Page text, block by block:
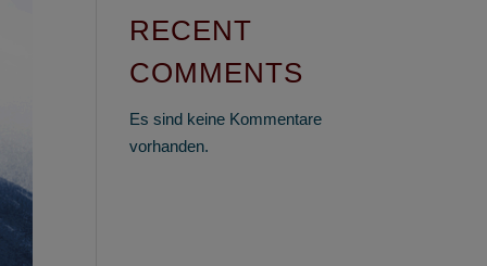
RECENT
COMMENTS
Es sind keine Kommentare
vorhanden.